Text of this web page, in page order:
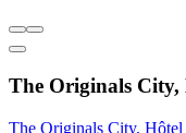
The Originals City,
The Originals City, Hôtel